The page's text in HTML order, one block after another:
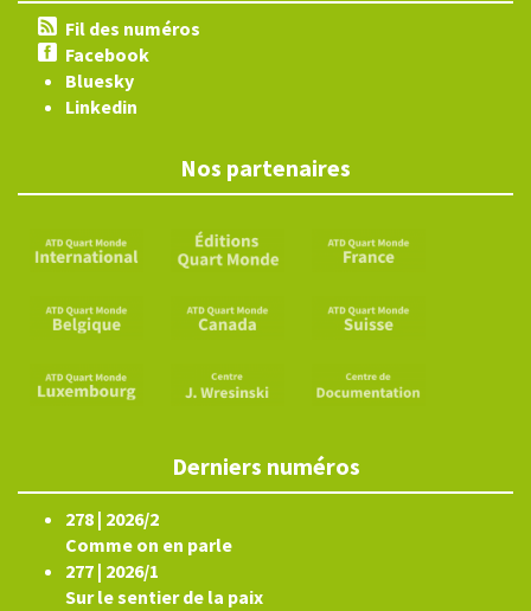
Fil des numéros
Facebook
Bluesky
Linkedin
Nos partenaires
Derniers numéros
278 | 2026/2
Comme on en parle
277 | 2026/1
Sur le sentier de la paix